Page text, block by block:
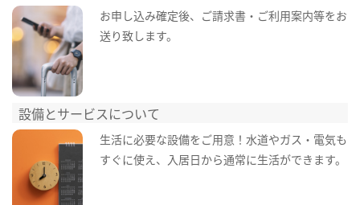
お申し込み確定後、ご請求書・ご利用案内等をお
送り致します。
設備とサービスについて
生活に必要な設備をご用意！水道やガス・電気も
すぐに使え、入居日から通常に生活ができます。